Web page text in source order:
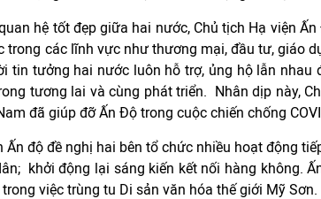
hệ tốt đẹp giữa hai nước, Chủ tịch Hạ viện
trong các lĩnh vực như thương mại, đầu tư, giáo
tin tưởng hai nước luôn hỗ trợ, ủng hộ lẫn nhau
tương lai và cùng phát triển. Nhân dịp này,
đã giúp đỡ Ấn Độ trong cuộc chiến chống
Ấn độ đề nghị hai bên tổ chức nhiều hoạt động
khởi động lại sáng kiến kết nối hàng không.
việc trùng tu Di sản văn hóa thế giới Mỹ Sơn.